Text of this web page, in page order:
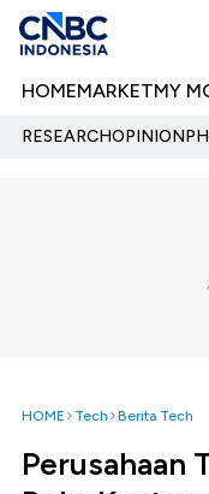
HOMEMARKETMY
RESEARCHOPINION
HOME Tech Berita Tech
Perusahaan